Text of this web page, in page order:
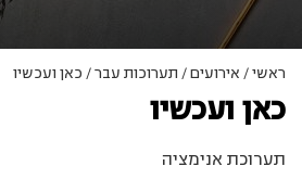
ראשי / אירועים / תערוכות עבר / כאן ועכשיו
כאן ועכשיו
תערוכת אנימציה